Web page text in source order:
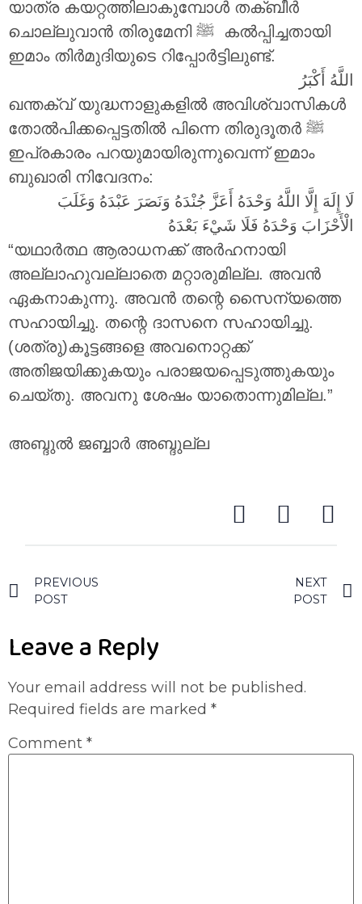
യാത്ര കയറ്റത്തിലാകുമ്പോൾ തക്ബീർ
ചൊല്ലുവാൻ തിരുമേനി ‎ﷺ കൽപ്പിച്ചതായി
ഇമാം തിർമുദിയുടെ റിപ്പോർട്ടിലുണ്ട്.
اللَّهُ أَكْبَرُ
ഖന്തക്വ് യുദ്ധനാളുകളിൽ അവിശ്വാസികൾ
തോൽപിക്കപ്പെട്ടതിൽ പിന്നെ തിരുദൂതർ ‎ﷺ
ഇപ്രകാരം പറയുമായിരുന്നുവെന്ന് ഇമാം
ബുഖാരി നിവേദനം:
لَا إِلَهَ إِلَّا اللَّهُ وَحْدَهُ أَعَزَّ جُنْدَهُ وَنَصَرَ عَبْدَهُ وَغَلَبَ
الْأَحْزَابَ وَحْدَهُ فَلَا شَيْءَ بَعْدَهُ
“യഥാർത്ഥ ആരാധനക്ക് അർഹനായി
അല്ലാഹുവല്ലാതെ മറ്റാരുമില്ല. അവൻ
ഏകനാകുന്നു. അവൻ തന്റെ സൈന്യത്തെ
സഹായിച്ചു. തന്റെ ദാസനെ സഹായിച്ചു.
(ശത്രു)കൂട്ടങ്ങളെ അവനൊറ്റക്ക്
അതിജയിക്കുകയും പരാജയപ്പെടുത്തുകയും
ചെയ്തു. അവനു ശേഷം യാതൊന്നുമില്ല.”
അബ്ദുൽ ജബ്ബാർ അബ്ദുല്ല
PREVIOUS
POST
NEXT
POST
Leave a Reply
Your email address will not be published.
Required fields are marked *
Comment *